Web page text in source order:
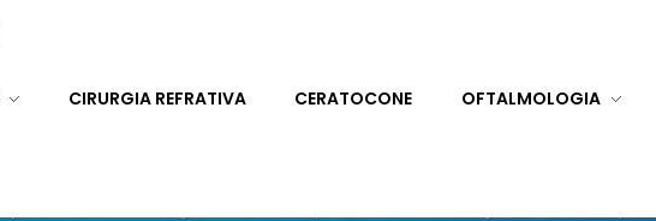
CIRURGIA REFRATIVA CERATOCONE OFTALMOLOGIA